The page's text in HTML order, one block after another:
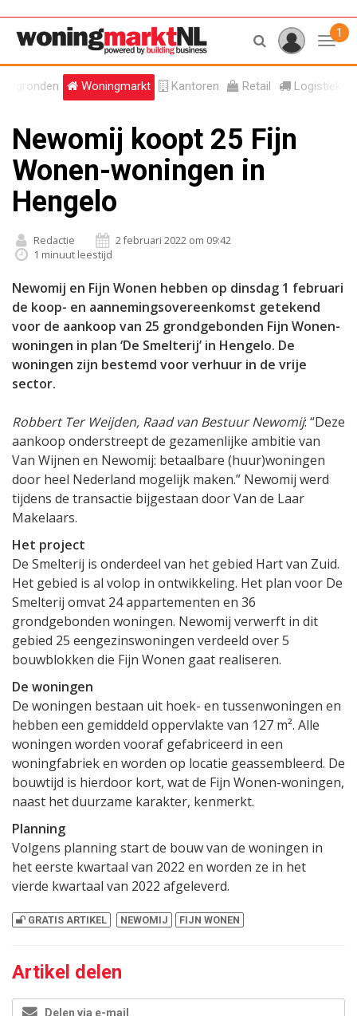
1
Woningmarkt Kantoren Retail Logistiek
Newomij koopt 25 Fijn
Wonen-woningen in
Hengelo
Redactie
2 februari 2022 om 09:42
1 minuut leestijd
Newomij en Fijn Wonen hebben op dinsdag 1 februari
de koop- en aannemingsovereenkomst getekend
voor de aankoop van 25 grondgebonden Fijn Wonen-
woningen in plan ‘De Smelterij’ in Hengelo. De
woningen zijn bestemd voor verhuur in de vrije
sector.
Robbert Ter Weijden, Raad van Bestuur Newomij: “Deze
aankoop onderstreept de gezamenlijke ambitie van
Van Wijnen en Newomij: betaalbare (huur)woningen
door heel Nederland mogelijk maken.” Newomij werd
tijdens de transactie bijgestaan door Van de Laar
Makelaars.
Het project
De Smelterij is onderdeel van het gebied Hart van Zuid.
Het gebied is al volop in ontwikkeling. Het plan voor De
Smelterij omvat 24 appartementen en 36
grondgebonden woningen. Newomij verwerft in dit
gebied 25 eengezinswoningen verdeeld over 5
bouwblokken die Fijn Wonen gaat realiseren.
De woningen
De woningen bestaan uit hoek- en tussenwoningen en
hebben een gemiddeld oppervlakte van 127 m². Alle
woningen worden vooraf gefabriceerd in een
woningfabriek en worden op locatie geassembleerd. De
bouwtijd is hierdoor kort, wat de Fijn Wonen-woningen,
naast het duurzame karakter, kenmerkt.
Planning
Volgens planning start de bouw van de woningen in
het eerste kwartaal van 2022 en worden ze in het
vierde kwartaal van 2022 afgeleverd.
GRATIS ARTIKEL NEWOMIJ FIJN WONEN
Artikel delen
Delen via e-mail